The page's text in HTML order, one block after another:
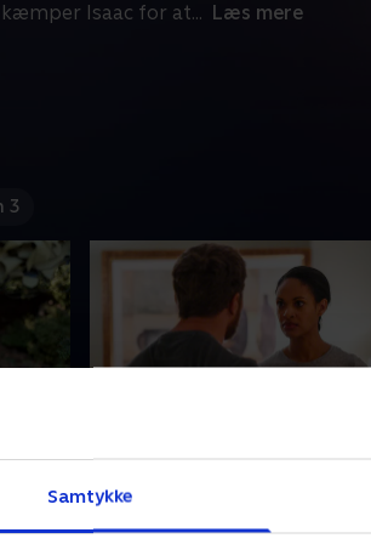
Samtykke
Isaac for at... Læs mere
3
9. Ballistic Advantage
Bob Lee må forhandle en farlig